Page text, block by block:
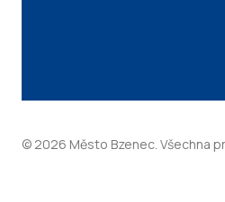
© 2026 Město Bzenec. Všechna